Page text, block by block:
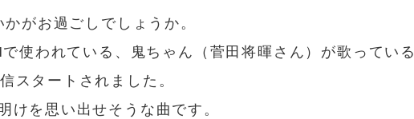
がお過ごしでしょうか。
使われている、鬼ちゃん（菅田将暉さん）が歌っている
スタートされました。
けを思い出せそうな曲です。